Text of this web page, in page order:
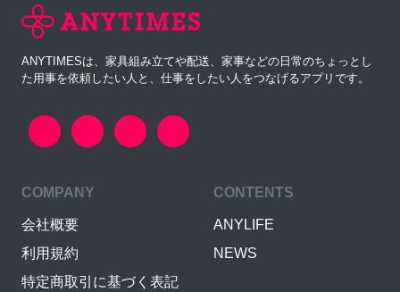
ANYTIMESは、家具組み立てや配送、家事などの日常のちょっとし
た用事を依頼したい人と、仕事をしたい人をつなげるアプリです。
COMPANY
会社概要
利用規約
特定商取引に基づく表記
CONTENTS
ANYLIFE
NEWS